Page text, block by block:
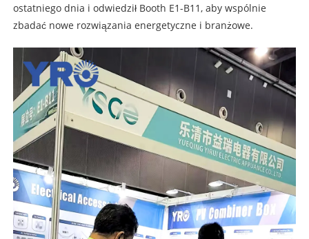
ostatniego dnia i odwiedził Booth E1-B11, aby wspólnie
zbadać nowe rozwiązania energetyczne i branżowe.